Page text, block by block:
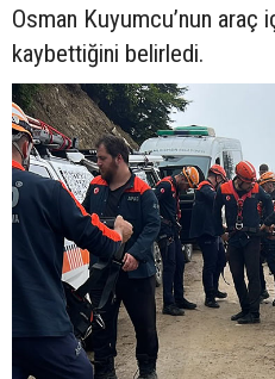
Osman Kuyumcu’nun araç
kaybettiğini belirledi.